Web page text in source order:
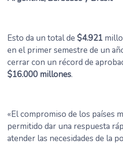
Esto da un total de $4.921
en el primer semestre de un
cerrar con un récord de
$16.000 millones.
«El compromiso de los países
permitido dar una respuesta
atender las necesidades de la